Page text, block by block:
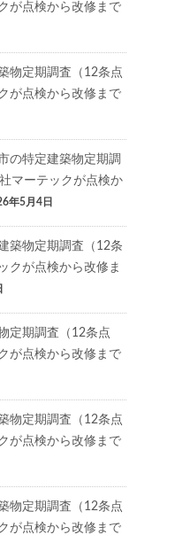
が点検から改修まで
物定期調査（12条点
が点検から改修まで
の特定建築物定期調
マーテックが点検か
年5月4日
築物定期調査（12条
クが点検から改修ま
定期調査（12条点
が点検から改修まで
物定期調査（12条点
が点検から改修まで
物定期調査（12条点
が点検から改修まで